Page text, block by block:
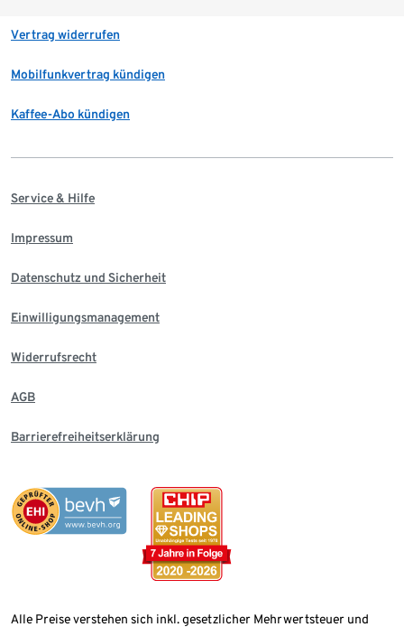
Vertrag widerrufen
Mobilfunkvertrag kündigen
Kaffee-Abo kündigen
Service & Hilfe
Impressum
Datenschutz und Sicherheit
Einwilligungsmanagement
Widerrufsrecht
AGB
Barrierefreiheitserklärung
Alle Preise verstehen sich inkl. gesetzlicher Mehrwertsteuer und